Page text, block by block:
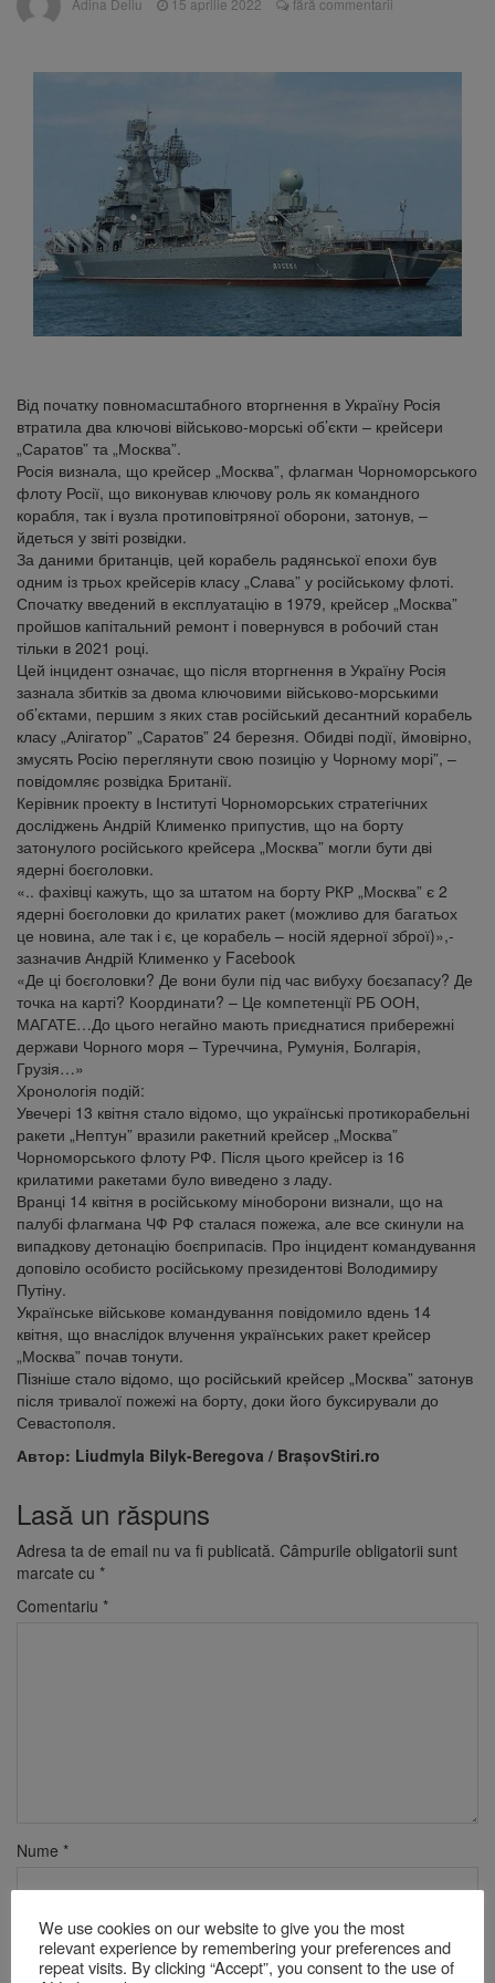
persoane primesc îngrijiri medicale
plata prejudiciului
sistarea plăților către Brai-Cata și Comprest.
Motivul: platforme de gunoi neigienizate
8 august 2026
Am început demolarea
fostului complex Duplex 91, de lângă Piața
Adina Deliu 15 aprilie 2022 fără commentarii
Від початку повномасштабного вторгнення в Україну Росія
втратила два ключові військово-морські об’єкти – крейсери
„Саратов” та „Москва”.
Росія визнала, що крейсер „Москва”, флагман Чорноморського
флоту Росії, що виконував ключову роль як командного
корабля, так і вузла протиповітряної оборони, затонув, –
йдеться у звіті розвідки.
За даними британців, цей корабель радянської епохи був
одним із трьох крейсерів класу „Слава” у російському флоті.
Спочатку введений в експлуатацію в 1979, крейсер „Москва”
пройшов капітальний ремонт і повернувся в робочий стан
тільки в 2021 році.
Цей інцидент означає, що після вторгнення в Україну Росія
зазнала збитків за двома ключовими військово-морськими
об’єктами, першим з яких став російський десантний корабель
класу „Алігатор” „Саратов” 24 березня. Обидві події, ймовірно,
змусять Росію переглянути свою позицію у Чорному морі”, –
повідомляє розвідка Британії.
Керівник проекту в Інституті Чорноморських стратегічних
досліджень Андрій Клименко припустив, що на борту
затонулого російського крейсера „Москва” могли бути дві
ядерні боєголовки.
«.. фахівці кажуть, що за штатом на борту РКР „Москва” є 2
ядерні боєголовки до крилатих ракет (можливо для багатьох
це новина, але так і є, це корабель – носій ядерної зброї)»,-
зазначив Андрій Клименко у Facebook
«Де ці боєголовки? Де вони були під час вибуху боєзапасу? Де
точка на карті? Координати? – Це компетенції РБ ООН,
МАГАТЕ…До цього негайно мають приєднатися прибережні
держави Чорного моря – Туреччина, Румунія, Болгарія,
Грузія…»
Хронологія подій:
Увечері 13 квітня стало відомо, що українські протикорабельні
ракети „Нептун” вразили ракетний крейсер „Москва”
Чорноморського флоту РФ. Після цього крейсер із 16
крилатими ракетами було виведено з ладу.
Вранці 14 квітня в російському міноборони визнали, що на
палубі флагмана ЧФ РФ сталася пожежа, але все скинули на
випадкову детонацію боєприпасів. Про інцидент командування
доповіло особисто російському президентові Володимиру
Путіну.
Українське військове командування повідомило вдень 14
квітня, що внаслідок влучення українських ракет крейсер
„Москва” почав тонути.
Пізніше стало відомо, що російський крейсер „Москва” затонув
після тривалої пожежі на борту, доки його буксирували до
Севастополя.
Автор: Liudmyla Bilyk-Beregova / BrașovStiri.ro
Lasă un răspuns
Adresa ta de email nu va fi publicată. Câmpurile obligatorii sunt
marcate cu *
Comentariu *
Nume *
Email*
We use cookies on our website to give you the most
relevant experience by remembering your preferences and
repeat visits. By clicking “Accept”, you consent to the use of